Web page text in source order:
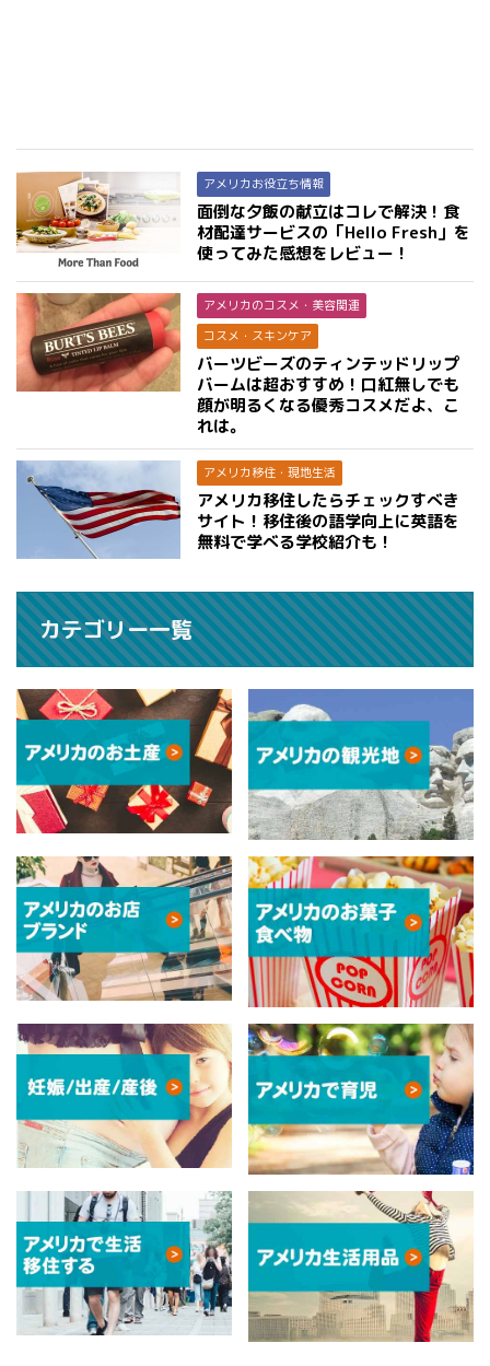
アメリカお役立ち情報
面倒な夕飯の献立はコレで解決！食
材配達サービスの「Hello Fresh」を
使ってみた感想をレビュー！
アメリカのコスメ・美容関連
コスメ・スキンケア
バーツビーズのティンテッドリップ
バームは超おすすめ！口紅無しでも
顔が明るくなる優秀コスメだよ、こ
れは。
アメリカ移住・現地生活
アメリカ移住したらチェックすべき
サイト！移住後の語学向上に英語を
無料で学べる学校紹介も！
カテゴリー一覧